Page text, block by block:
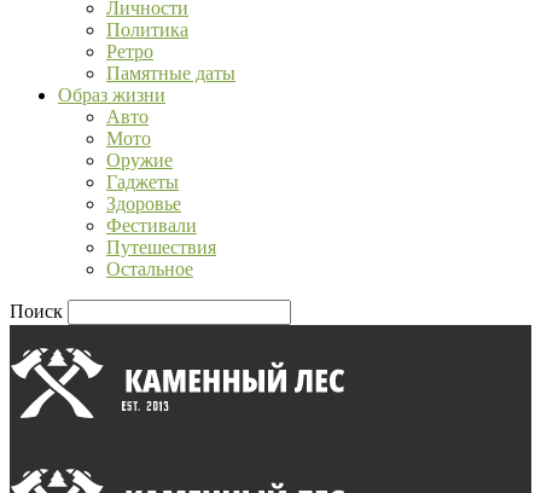
Личности
Политика
Ретро
Памятные даты
Образ жизни
Авто
Мото
Оружие
Гаджеты
Здоровье
Фестивали
Путешествия
Остальное
Поиск